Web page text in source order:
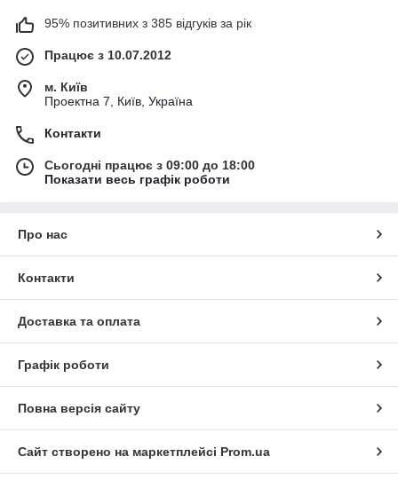
95% позитивних з 385 відгуків за рік
Працює з 10.07.2012
м. Київ
Проектна 7, Київ, Україна
Контакти
Сьогодні працює з 09:00 до 18:00
Показати весь графік роботи
Про нас
Контакти
Доставка та оплата
Графік роботи
Повна версія сайту
Сайт створено на маркетплейсі Prom.ua